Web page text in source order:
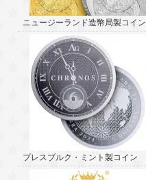
ニュージーランド造幣局製コイン
プレスブルク・ミント製コイン